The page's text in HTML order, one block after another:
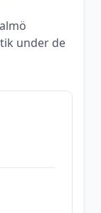
under de